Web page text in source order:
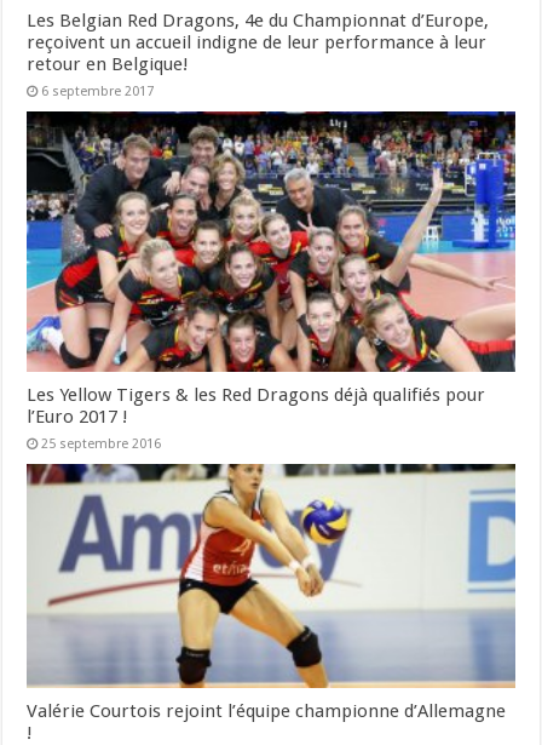
Les Belgian Red Dragons, 4e du Championnat d’Europe,
reçoivent un accueil indigne de leur performance à leur
retour en Belgique!
6 septembre 2017
Les Yellow Tigers & les Red Dragons déjà qualifiés pour
l’Euro 2017 !
25 septembre 2016
Valérie Courtois rejoint l’équipe championne d’Allemagne
!